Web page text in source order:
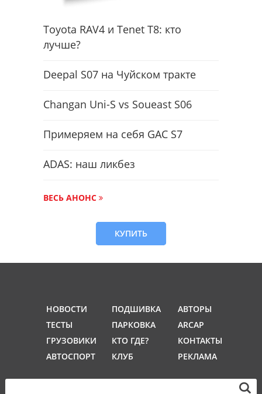
Toyota RAV4 и Tenet T8: кто
лучше?
Deepal S07 на Чуйском тракте
Changan Uni-S vs Soueast S06
Примеряем на себя GAC S7
ADAS: наш ликбез
ВЕСЬ АНОНС
КУПИТЬ
НОВОСТИ
ТЕСТЫ
ГРУЗОВИКИ
АВТОСПОРТ
ПОДШИВКА
ПАРКОВКА
КТО ГДЕ?
КЛУБ
АВТОРЫ
ARCAP
КОНТАКТЫ
РЕКЛАМА